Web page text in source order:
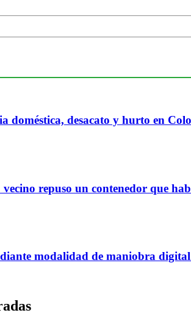
doméstica, desacato y hurto en
repuso un contenedor que
modalidad de maniobra